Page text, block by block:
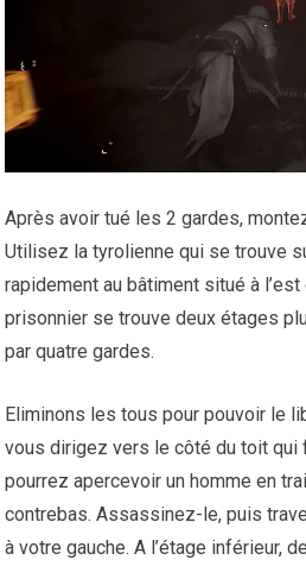
Après avoir tué les 2 gardes,
Utilisez la tyrolienne qui se trouve
rapidement au bâtiment situé à
prisonnier se trouve deux étages
par quatre gardes.
Eliminons les tous pour pouvoir le
vous dirigez vers le côté du toit qui
pourrez apercevoir un homme en
contrebas. Assassinez-le, puis
à votre gauche. A l’étage inférieur,